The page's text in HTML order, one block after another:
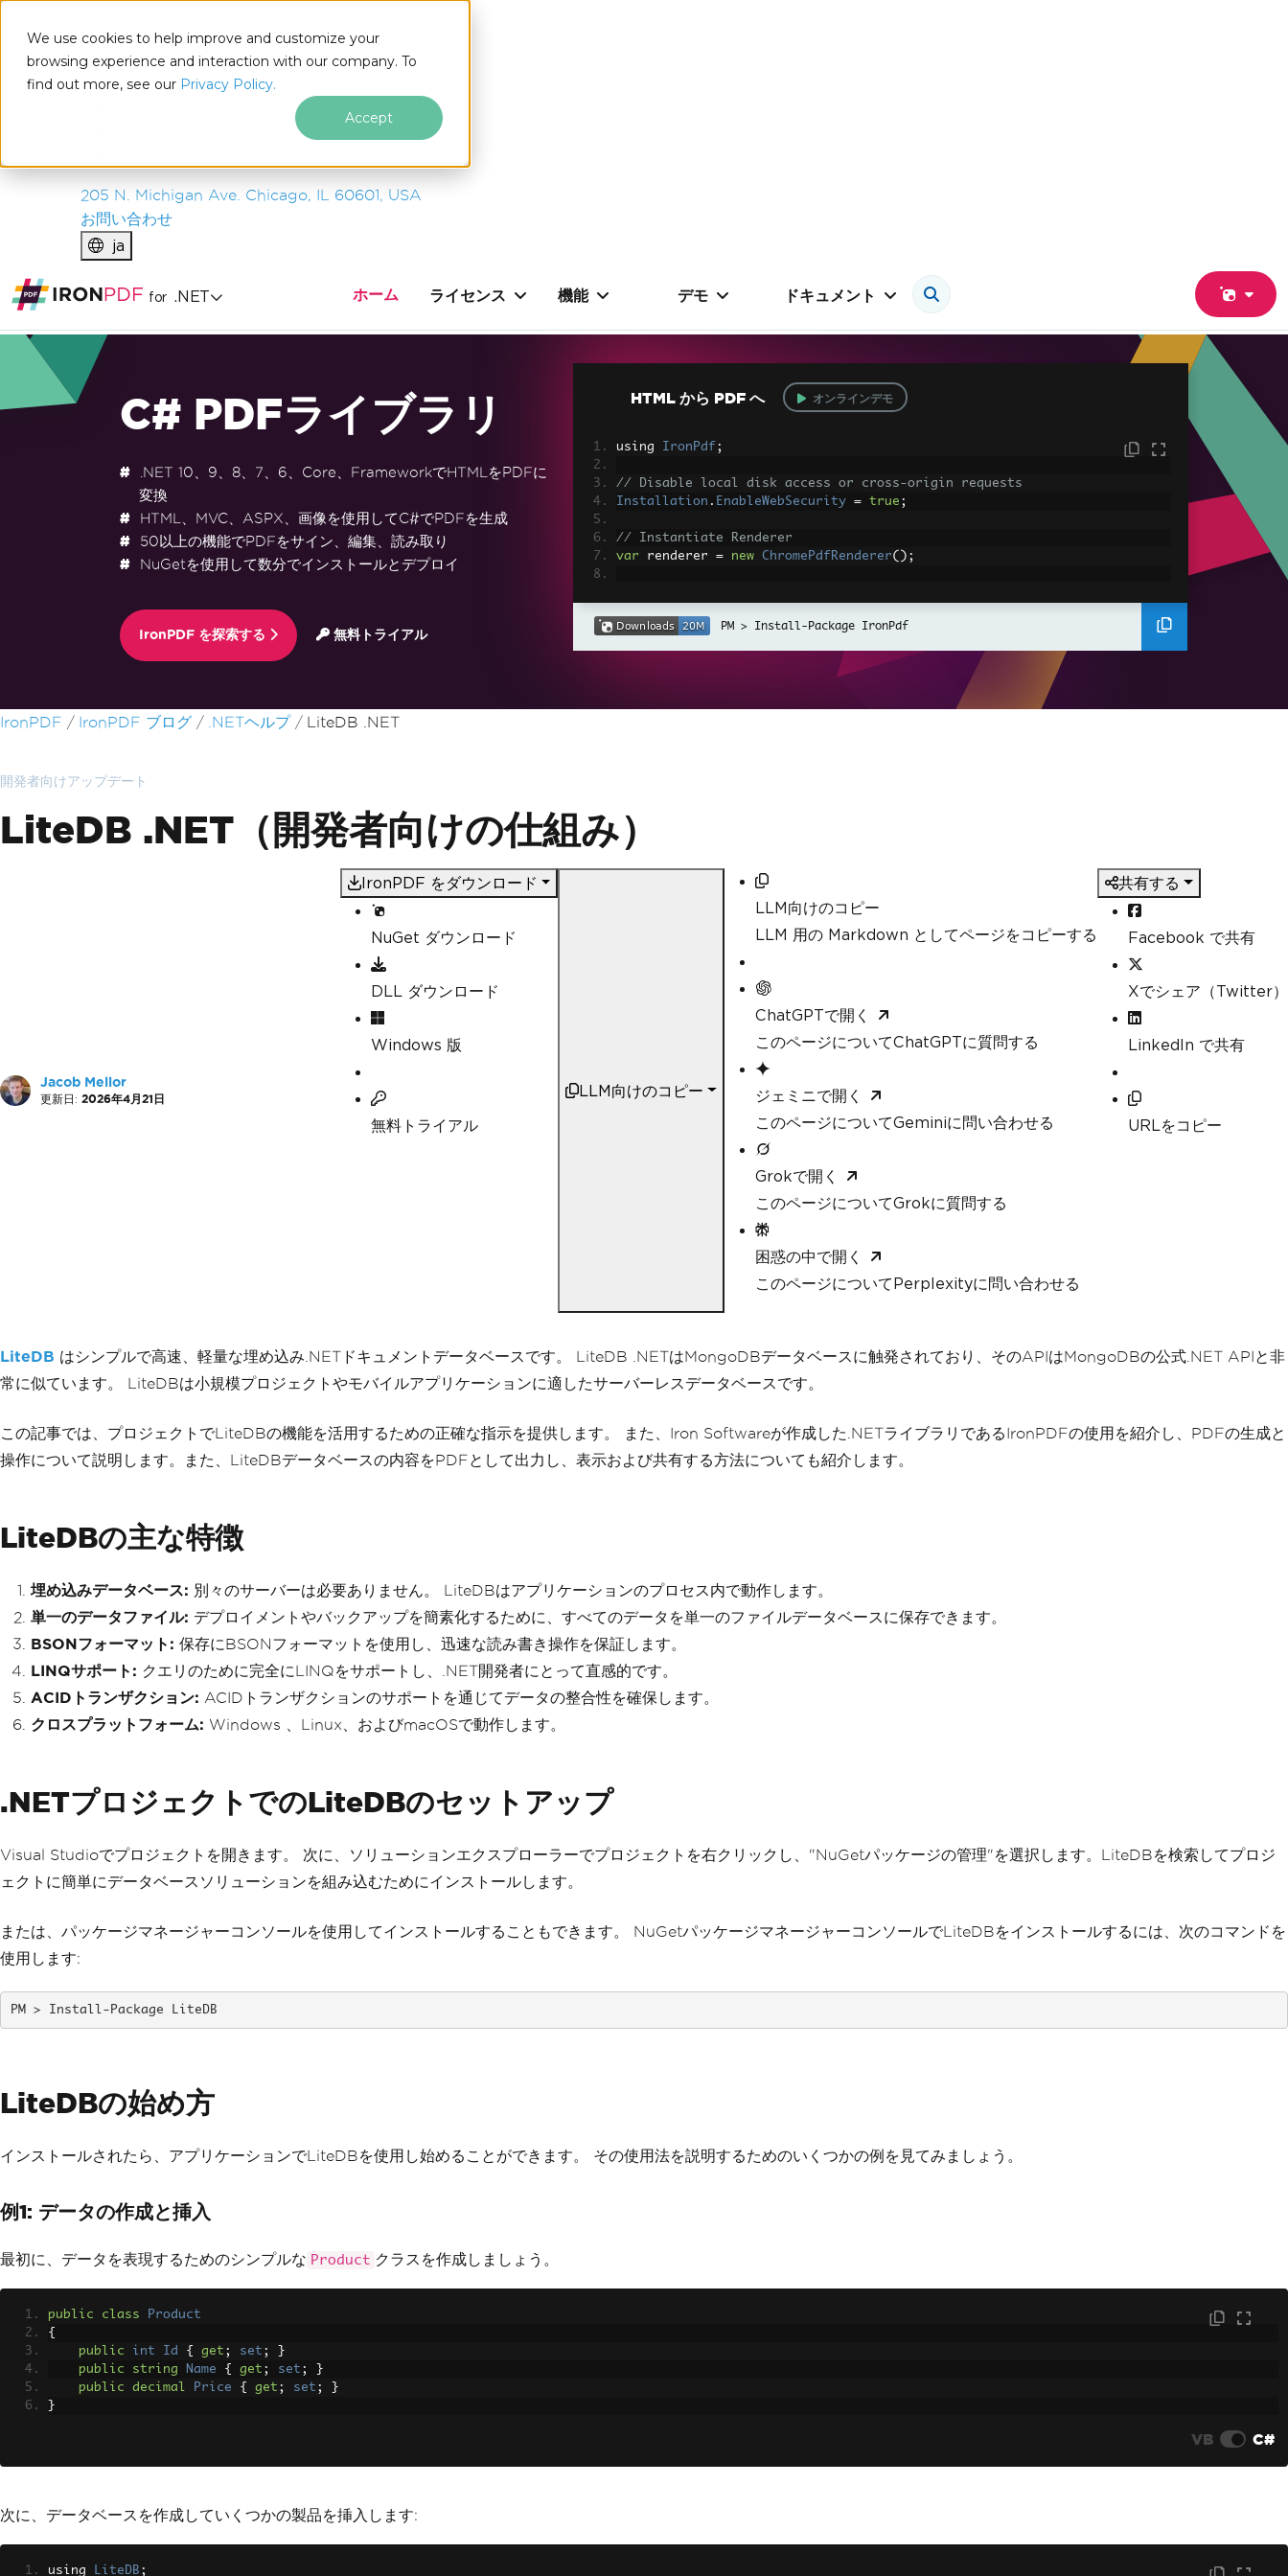
We use cookies to help improve and customize your
browsing experience and interaction with our company. To
find out more, see our Privacy Policy.
Accept
IRONSOFTWARE
製品
エンタープライズ
205 N. Michigan Ave. Chicago, IL 60601, USA
お問い合わせ
ja
for .NET ホーム ライセンス 機能 デモ ドキュメント
C# PDFライブラリ
.NET 10、9、8、7、6、Core、FrameworkでHTMLをPDFに
変換
HTML、MVC、ASPX、画像を使用してC#でPDFを生成
50以上の機能でPDFをサイン、編集、読み取り
NuGetを使用して数分でインストールとデプロイ
IronPDF を探索する 無料トライアル
HTML から PDF へ オンラインデモ
using IronPdf ;
// Disable local disk access or cross-origin requests
Installation . EnableWebSecurity = true ;
// Instantiate Renderer
var renderer = new ChromePdfRenderer();
Install-Package IronPdf
フッターコンテンツにスキップ
IronPDF IronPDF ブログ .NETヘルプ LiteDB .NET
開発者向けアップデート
LiteDB .NET（開発者向けの仕組み）
Jacob Mellor
更新日: 2026年4月21日
IronPDF をダウンロード
NuGet ダウンロード
DLL ダウンロード
Windows 版
無料トライアル
LLM向けのコピー
LLM向けのコピー
LLM 用の Markdown としてページをコピーする
ChatGPTで開く
このページについてChatGPTに質問する
ジェミニで開く
このページについてGeminiに問い合わせる
Grokで開く
このページについてGrokに質問する
困惑の中で開く
このページについてPerplexityに問い合わせる
共有する
Facebook で共有
Xでシェア（Twitter）
LinkedIn で共有
URLをコピー
LiteDB はシンプルで高速、軽量な埋め込み.NETドキュメントデータベースです。 LiteDB .NETはMongoDBデータベースに触発されており、そのAPIはMongoDBの公式.NET APIと非
常に似ています。 LiteDBは小規模プロジェクトやモバイルアプリケーションに適したサーバーレスデータベースです。
この記事では、プロジェクトでLiteDBの機能を活用するための正確な指示を提供します。 また、Iron Softwareが作成した.NETライブラリであるIronPDFの使用を紹介し、PDFの生成と
操作について説明します。また、LiteDBデータベースの内容をPDFとして出力し、表示および共有する方法についても紹介します。
LiteDBの主な特徴
埋め込みデータベース: 別々のサーバーは必要ありません。 LiteDBはアプリケーションのプロセス内で動作します。
単一のデータファイル: デプロイメントやバックアップを簡素化するために、すべてのデータを単一のファイルデータベースに保存できます。
BSONフォーマット: 保存にBSONフォーマットを使用し、迅速な読み書き操作を保証します。
LINQサポート: クエリのために完全にLINQをサポートし、.NET開発者にとって直感的です。
ACIDトランザクション: ACIDトランザクションのサポートを通じてデータの整合性を確保します。
クロスプラットフォーム: Windows 、Linux、およびmacOSで動作します。
.NETプロジェクトでのLiteDBのセットアップ
Visual Studioでプロジェクトを開きます。 次に、ソリューションエクスプローラーでプロジェクトを右クリックし、"NuGetパッケージの管理"を選択します。LiteDBを検索してプロジ
ェクトに簡単にデータベースソリューションを組み込むためにインストールします。
または、パッケージマネージャーコンソールを使用してインストールすることもできます。 NuGetパッケージマネージャーコンソールでLiteDBをインストールするには、次のコマンドを
使用します:
Install-Package LiteDB
LiteDBの始め方
インストールされたら、アプリケーションでLiteDBを使用し始めることができます。 その使用法を説明するためのいくつかの例を見てみましょう。
例1: データの作成と挿入
最初に、データを表現するためのシンプルな Product クラスを作成しましょう。
public class
Product
{
public
int Id { get ; set ;
}
public
string Name { get ; set ;
}
public
decimal Price { get ; set ;
}
}
VB C#
次に、データベースを作成していくつかの製品を挿入します:
using LiteDB ;